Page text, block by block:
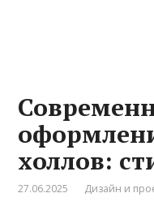
холлов:
27.06.2025 Дизайн и